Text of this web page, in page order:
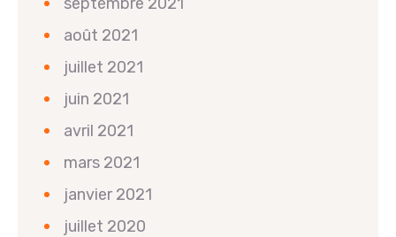
août 2021
juillet 2021
juin 2021
avril 2021
mars 2021
janvier 2021
juillet 2020